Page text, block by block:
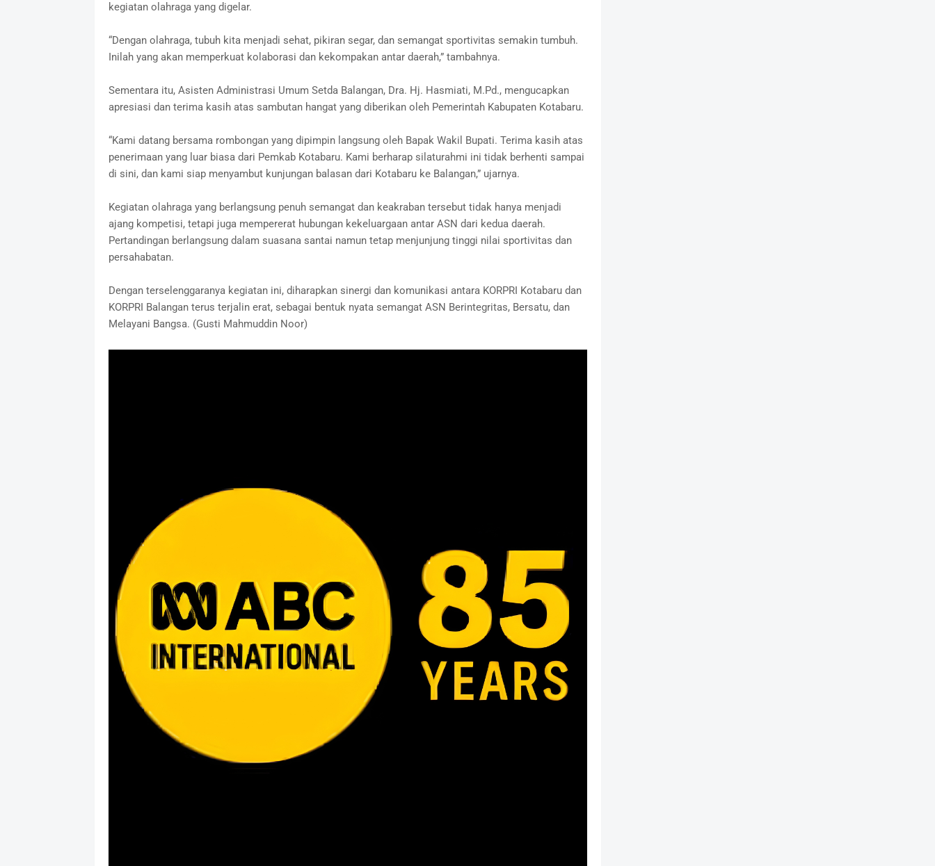
kegiatan olahraga yang digelar.
“Dengan olahraga, tubuh kita menjadi sehat, pikiran segar, dan semangat sportivitas semakin tumbuh.
Inilah yang akan memperkuat kolaborasi dan kekompakan antar daerah,” tambahnya.
Sementara itu, Asisten Administrasi Umum Setda Balangan, Dra. Hj. Hasmiati, M.Pd., mengucapkan
apresiasi dan terima kasih atas sambutan hangat yang diberikan oleh Pemerintah Kabupaten Kotabaru.
“Kami datang bersama rombongan yang dipimpin langsung oleh Bapak Wakil Bupati. Terima kasih atas
penerimaan yang luar biasa dari Pemkab Kotabaru. Kami berharap silaturahmi ini tidak berhenti sampai
di sini, dan kami siap menyambut kunjungan balasan dari Kotabaru ke Balangan,” ujarnya.
Kegiatan olahraga yang berlangsung penuh semangat dan keakraban tersebut tidak hanya menjadi
ajang kompetisi, tetapi juga mempererat hubungan kekeluargaan antar ASN dari kedua daerah.
Pertandingan berlangsung dalam suasana santai namun tetap menjunjung tinggi nilai sportivitas dan
persahabatan.
Dengan terselenggaranya kegiatan ini, diharapkan sinergi dan komunikasi antara KORPRI Kotabaru dan
KORPRI Balangan terus terjalin erat, sebagai bentuk nyata semangat ASN Berintegritas, Bersatu, dan
Melayani Bangsa. (Gusti Mahmuddin Noor)